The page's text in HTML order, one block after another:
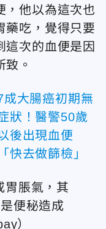
，他以為這次也
藥吃，覺得只要
這次的血便是因
。
成大腸癌初期無
狀！醫警50歲
後出現血便
「快去做篩檢」